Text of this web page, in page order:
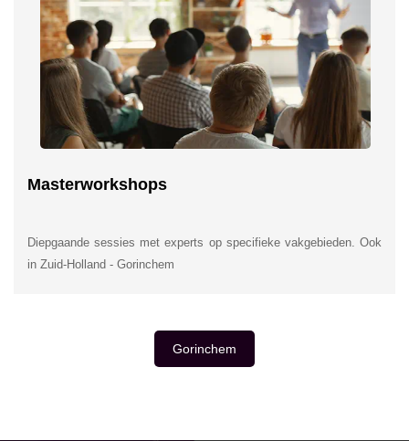
Masterworkshops
Diepgaande sessies met experts op specifieke vakgebieden. Ook
in Zuid-Holland - Gorinchem
Gorinchem